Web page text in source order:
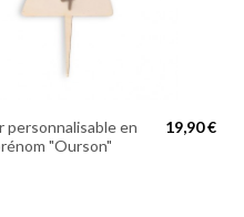
personnalisable en
"Ourson"
19,90 €